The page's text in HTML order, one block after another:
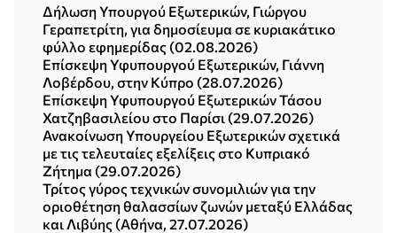
Δήλωση Υπουργού Εξωτερικών, Γιώργου
Γεραπετρίτη, για δημοσίευμα σε κυριακάτικο
φύλλο εφημερίδας (02.08.2026)
Επίσκεψη Υφυπουργού Εξωτερικών, Γιάννη
Λοβέρδου, στην Κύπρο (28.07.2026)
Επίσκεψη Υφυπουργού Εξωτερικών Τάσου
Χατζηβασιλείου στο Παρίσι (29.07.2026)
Ανακοίνωση Υπουργείου Εξωτερικών σχετικά
με τις τελευταίες εξελίξεις στο Κυπριακό
Ζήτημα (29.07.2026)
Τρίτος γύρος τεχνικών συνομιλιών για την
οριοθέτηση θαλασσίων ζωνών μεταξύ Ελλάδας
και Λιβύης (Αθήνα, 27.07.2026)